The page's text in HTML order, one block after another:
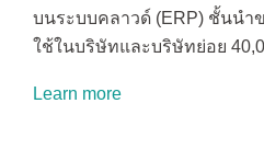
บนระบบคลาวด์ (ERP) ชั้นนำ
ใช้ในบริษัทและบริษัทย่อย
Learn more